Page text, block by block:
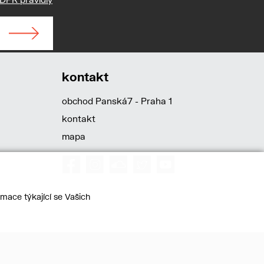
kontakt
obchod Panská7 - Praha 1
kontakt
mapa
týkající se Vašich